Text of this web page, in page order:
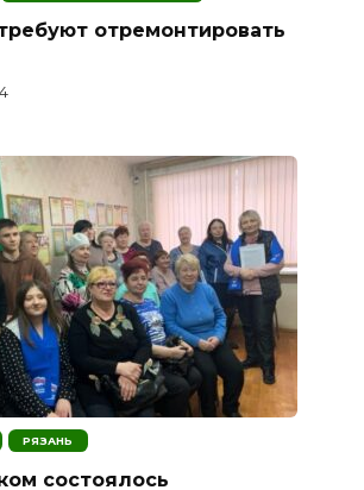
отремонтировать
РЯЗАНЬ
состоялось